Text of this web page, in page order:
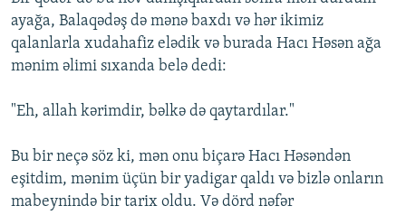
ayağa, Balaqәdәş dә mәnә baxdı vә hәr ikimiz
qalanlarla xudahafiz elәdik vә burada Hacı Hәsәn ağa
mәnim әlimi sıxanda belә dedi:
"Eh, allah kәrimdir, bәlkә dә qaytardılar."
Bu bir neçә söz ki, mәn onu biçarә Hacı Hәsәndәn
eşitdim, mәnim üçün bir yadigar qaldı vә bizlә onların
mabeynindә bir tarix oldu. Vә dörd nәfәr